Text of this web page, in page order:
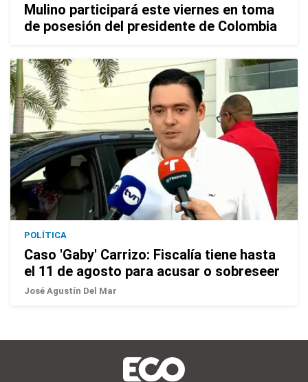
Mulino participará este viernes en toma
de posesión del presidente de Colombia
POLÍTICA
Caso 'Gaby' Carrizo: Fiscalía tiene hasta
el 11 de agosto para acusar o sobreseer
José Agustín Del Mar